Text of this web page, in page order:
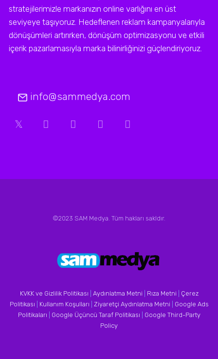
stratejilerimizle markanızın online varlığını en üst
seviyeye taşıyoruz. Hedeflenen reklam kampanyalarıyla
dönüşümleri artırırken, dönüşüm optimizasyonu ve etkili
içerik pazarlamasıyla marka bilinirliğinizi güçlendiriyoruz.
info@sammedya.com
©2023 SAM Medya. Tüm hakları sakldır.
KVKK ve Gizlilik Politikası Aydınlatma Metni Rıza Metni
Çerez
Politikası
Kullanım Koşulları Ziyaretçi Aydınlatma Metni
Google Ads
Politikaları
Google Üçüncü Taraf Politikası
Google Third-Party
Policy